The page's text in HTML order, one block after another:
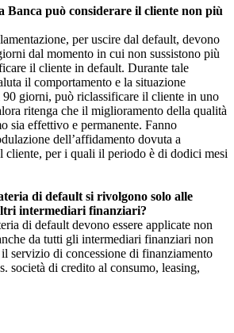
Banca può considerare il cliente non più
per uscire dal default, devono
dal momento in cui non sussistono più
il cliente in default. Durante tale
il comportamento e la situazione
90 giorni, può riclassificare il cliente in uno
ritenga che il miglioramento della qualità
sia effettivo e permanente. Fanno
dell’affidamento dovuta a
cliente, per i quali il periodo è di dodici mesi
di default si rivolgono solo alle
intermediari finanziari?
di default devono essere applicate non
da tutti gli intermediari finanziari non
servizio di concessione di finanziamento
società di credito al consumo, leasing,